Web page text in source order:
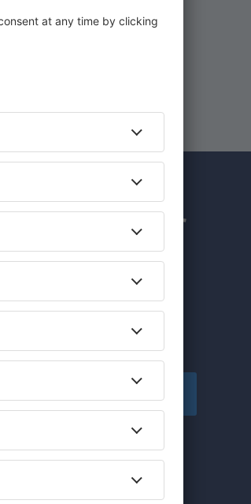
auf
mehr für
Sie sich einzigartige
– versprochen!
erteilen Sie die